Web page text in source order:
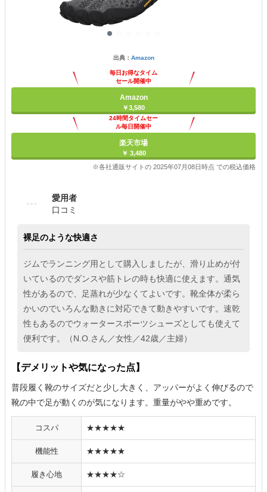
出典： Amazon
毎日お得なタイム
セール開催中
Amazon
￥3,580
24時間タイムセー
ル毎日開催中
楽天市場
￥ 3,480
※各社通販サイトの 2025年07月08日時点 での税込価格
愛用者
口コミ
裸足のような快適さ
ジムでランニング用として購入しましたが、滑り止めが付
いているのでダンスや筋トレの時も快適に使えます。通気
性があるので、足蒸れが少なくてよいです。靴全体が柔ら
かいのでいろんな動きに対応できて動きやすいです。速乾
性もあるのでウォータースポーツシューズとしても使えて
便利です。（N.O.さん／女性／42歳／主婦）
【デメリットや気になった点】
普段履く靴のサイズだと少し大きく、アッパーがよく伸びるので
靴の中で足が動くのが気になります。重量がやや重めです。
コスパ ★★★★★
機能性 ★★★★★
履き心地 ★★★★☆